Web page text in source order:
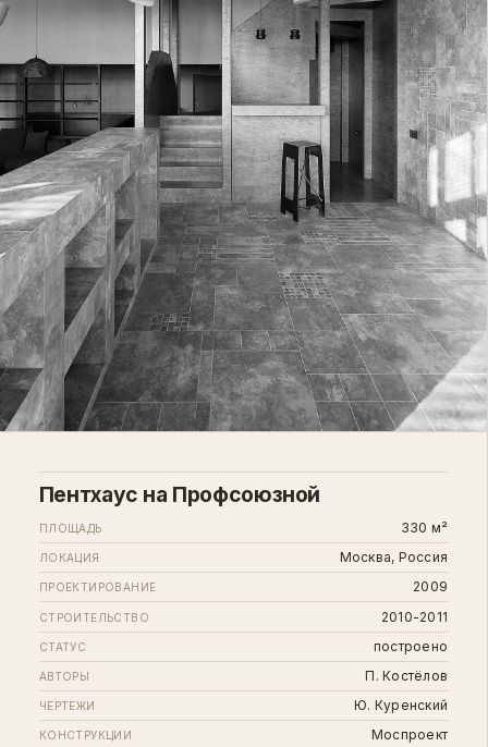
Пентхаус на Профсоюзной
ПЛОЩАДЬ 330 м²
ЛОКАЦИЯ Москва, Россия
ПРОЕКТИРОВАНИЕ 2009
СТРОИТЕЛЬСТВО 2010-2011
СТАТУС построено
АВТОРЫ П. Костёлов
ЧЕРТЕЖИ Ю. Куренский
КОНСТРУКЦИИ Моспроект